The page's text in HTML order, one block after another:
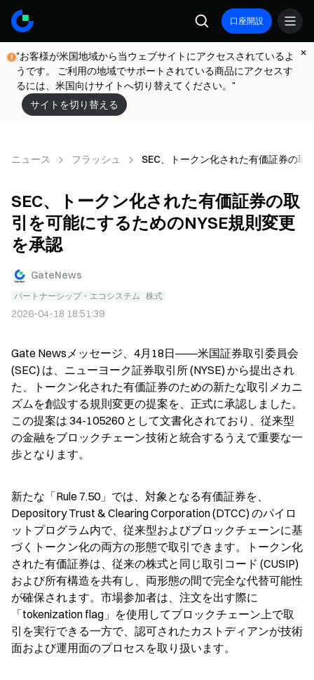
口座開設
"お客様が米国地域から当ウェブサイトにアクセスされているよ
うです。 ご利用の地域でサポートされている商品にアクセスす
るには、米国向けサイトへ切り替えてください。"
サイトを切り替える
ニュース フラッシュ SEC、トークン化された有価証券の
SEC、トークン化された有価証券の取
引を可能にするためのNYSE規則変更
を承認
GateNews
パートナーシップ・エコシステム 株式
2026-04-18 18:51:39
Gate Newsメッセージ、4月18日――米国証券取引委員会
(SEC) は、ニューヨーク証券取引所 (NYSE) から提出され
た、トークン化された有価証券のための新たな取引メカニ
ズムを創設する規則変更の提案を、正式に承認しました。
この提案は 34-105260 として文書化されており、従来型
の金融をブロックチェーン技術と統合するうえで重要な一
歩となります。
新たな「Rule 7.50」では、対象となる有価証券を、
Depository Trust & Clearing Corporation (DTCC) のパイロ
ットプログラム内で、従来型およびブロックチェーンに基
づくトークン化の両方の形態で取引できます。トークン化
された有価証券は、従来の株式と同じ取引コード (CUSIP)
および所有構造を共有し、両形態の間で完全な代替可能性
が確保されます。市場参加者は、注文を出す際に
「tokenization flag」を使用してブロックチェーン上で取
引を実行できる一方で、認可されたカストディアンが技術
面および運用面のプロセスを取り扱います。